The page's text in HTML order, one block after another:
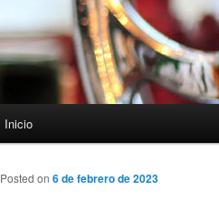
Inicio
Posted on 6 de febrero de 2023